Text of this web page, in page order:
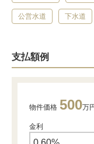
公営水道 下水道
支払額例
物件価格 500万
金利